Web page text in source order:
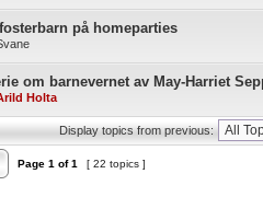
på homeparties
om barnevernet av May-Harriet
Holta
Display topics from previous:
Page 1 of1 [ 22 topics ]